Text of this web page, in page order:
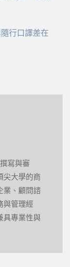
行口譯差在
寫與審
尖大學的商
業、顧問諮
與管理經
具專業性與